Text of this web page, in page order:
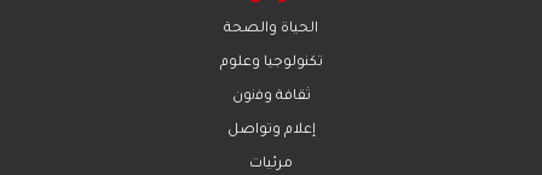
الحياة والصحة
تكنولوجيا وعلوم
ﺛﻘﺎﻓﺔ وﻓﻧون
إعلام وتواصل
مرئيات